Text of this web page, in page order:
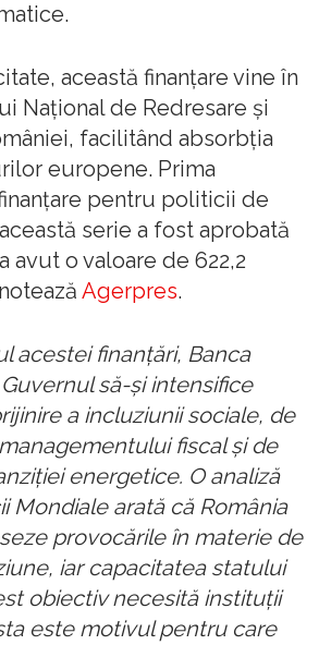
această finanţare vine în
Naţional de Redresare şi
facilitând absorbţia
europene. Prima
pentru politicii de
serie a fost aprobată
avut o valoare de 622,2
Agerpres.
acestei finanţări, Banca
să-şi intensifice
a incluziunii sociale, de
fiscal şi de
energetice. O analiză
Mondiale arată că România
provocările în materie de
iar capacitatea statului
obiectiv necesită instituţii
este motivul pentru care